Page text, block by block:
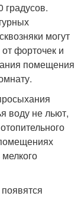
градусов.
могут
форточек и
помещения
воду не льют,